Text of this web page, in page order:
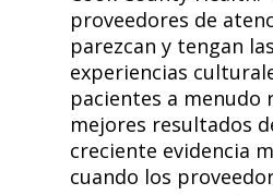
proveedores de
parezcan y tengan
experiencias
pacientes a menudo
mejores resultados
creciente evidencia
cuando los